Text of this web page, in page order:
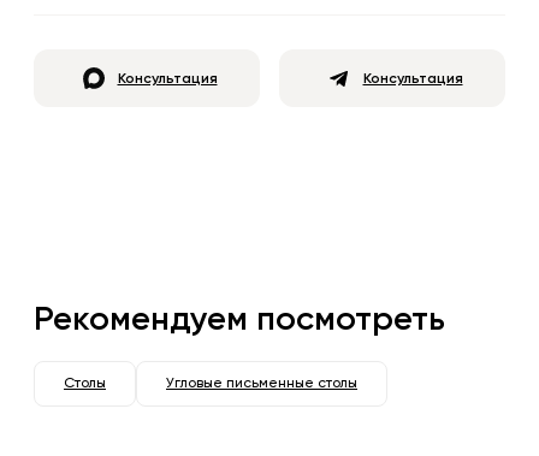
Консультация Консультация
Рекомендуем посмотреть
Столы Угловые письменные столы